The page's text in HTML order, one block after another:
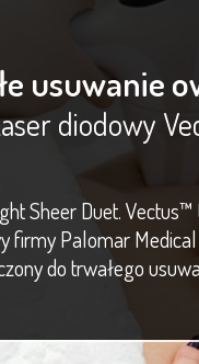
usuwanie
diodowy
Sheer Duet.
firmy Palomar
do trwałego